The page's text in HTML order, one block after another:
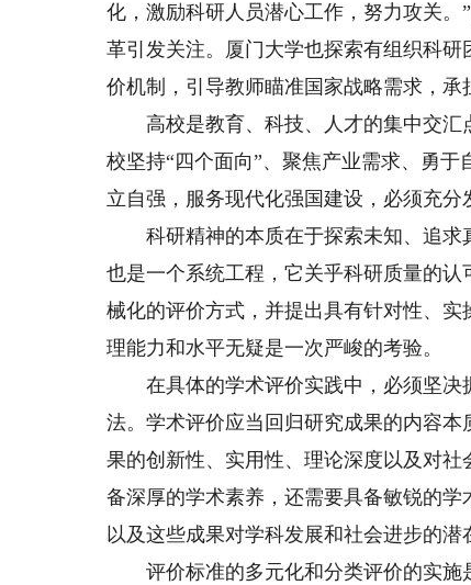
化，激励科研人员潜心工作，努力攻关。
革引发关注。厦门大学也探索有组织科
价机制，引导教师瞄准国家战略需求，承
高校是教育、科技、人才的集中交汇
校坚持“四个面向”、聚焦产业需求、勇
立自强，服务现代化强国建设，必须充分
科研精神的本质在于探索未知、追求
也是一个系统工程，它关乎科研质量的
械化的评价方式，并提出具有针对性、
理能力和水平无疑是一次严峻的考验。
在具体的学术评价实践中，必须坚决
法。学术评价应当回归研究成果的内容
果的创新性、实用性、理论深度以及对
备深厚的学术素养，还需要具备敏锐的
以及这些成果对学科发展和社会进步的潜
评价标准的多元化和分类评价的实施